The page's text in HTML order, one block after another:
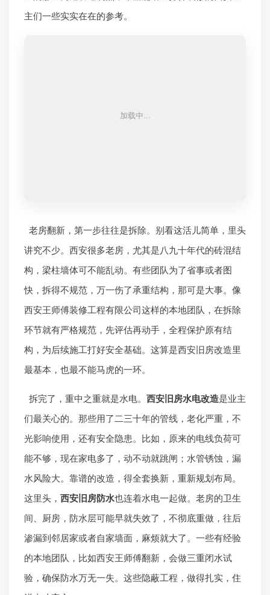
主们一些实实在在的参考。
老房翻新，第一步往往是拆除。别看这活儿简单，里头
讲究不少。西安很多老房，尤其是八九十年代的砖混结
构，梁柱墙体可不能乱动。有些团队为了省事或者图
快，拆得不规范，万一伤了承重结构，那可是大事。像
西安王师傅装修工程有限公司这样的本地团队，在拆除
环节就有严格规范，先评估再动手，全程保护原有结
构，为后续施工打好安全基础。这算是西安旧房改造里
最基本，也最不能马虎的一环。
拆完了，重中之重就是水电。西安旧房水电改造是业主
们最关心的。那些用了二三十年的管线，老化严重，不
光影响使用，还有安全隐患。比如，原来的电线负荷可
能不够，现在家电多了，动不动就跳闸；水管锈蚀，漏